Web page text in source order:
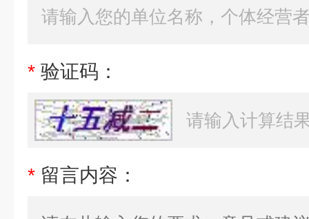
* 验证码：
* 留言内容：